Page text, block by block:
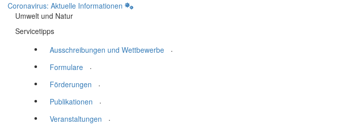
Coronavirus: Aktuelle Informationen
Umwelt und Natur
Servicetipps
Ausschreibungen und Wettbewerbe
.
Formulare
.
Förderungen
.
Publikationen
.
Veranstaltungen
.